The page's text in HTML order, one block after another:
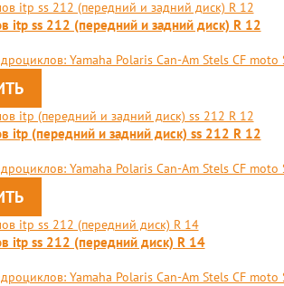
itp ss 212 (передний и задний диск) R 12
Yamaha Polaris Can-Am Stels CF
itp (передний и задний диск) ss 212 R 12
Yamaha Polaris Can-Am Stels CF
itp ss 212 (передний диск) R 14
Yamaha Polaris Can-Am Stels CF